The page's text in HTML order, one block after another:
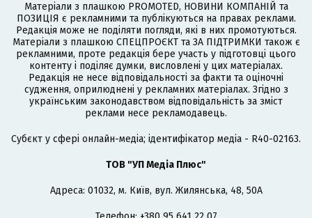
Матеріали з плашкою PROMOTED, НОВИНИ КОМПАНІЙ та
ПОЗИЦІЯ є рекламними та публікуються на правах реклами.
Редакція може не поділяти погляди, які в них промотуються.
Матеріали з плашкою СПЕЦПРОЄКТ та ЗА ПІДТРИМКИ також є
рекламними, проте редакція бере участь у підготовці цього
контенту і поділяє думки, висловлені у цих матеріалах.
Редакція не несе відповідальності за факти та оціночні
судження, оприлюднені у рекламних матеріалах. Згідно з
українським законодавством відповідальність за зміст
реклами несе рекламодавець.
Cубєкт у сфері онлайн-медіа; ідентифікатор медіа - R40-02163.
ТОВ "УП Медіа Плюс"
Адреса: 01032, м. Київ, вул. Жилянська, 48, 50А